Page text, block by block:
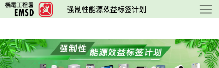
跳
至
要
内
容